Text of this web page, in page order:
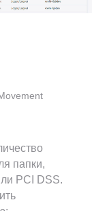
папки,
PCI DSS.